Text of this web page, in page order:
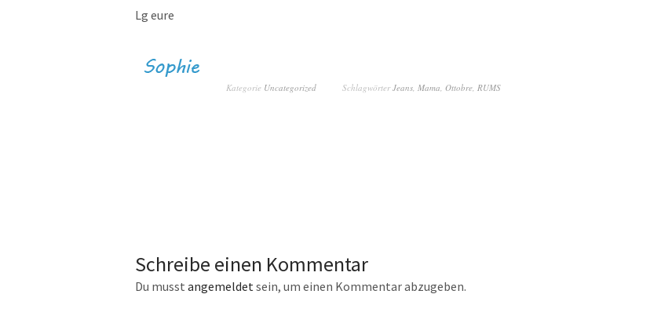
Lg eure
Kategorie Uncategorized SchlagwörterJeans, Mama, Ottobre, RUMS
Schreibe einen Kommentar
Du musst angemeldetsein, um einen Kommentar abzugeben.